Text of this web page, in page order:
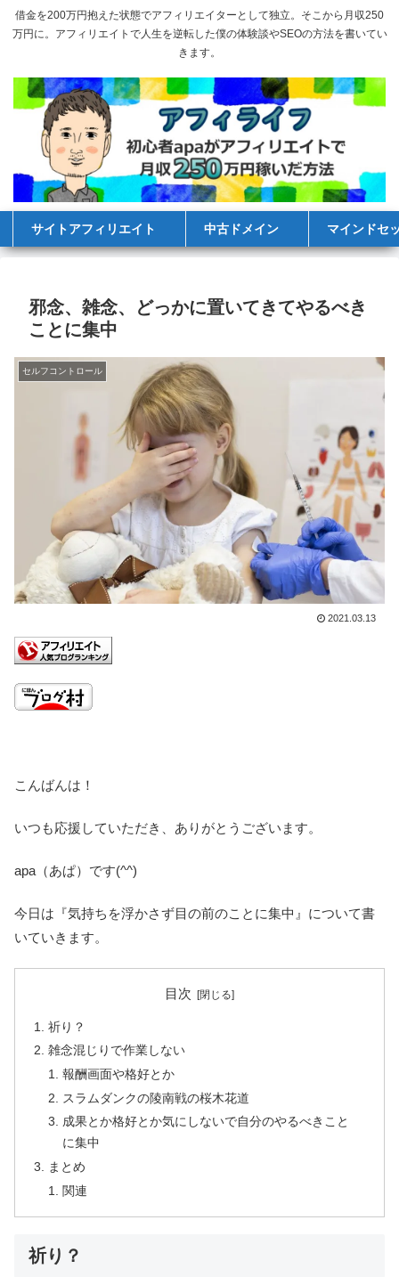
借金を200万円抱えた状態でアフィリエイターとして独立。そこから月収250
万円に。アフィリエイトで人生を逆転した僕の体験談やSEOの方法を書いてい
きます。
サイトアフィリエイト 中古ドメイン マインドセ
邪念、雑念、どっかに置いてきてやるべき
ことに集中
セルフコントロール
2021.03.13
こんばんは！
いつも応援していただき、ありがとうございます。
apa（あぱ）です(^^)
今日は『気持ちを浮かさず目の前のことに集中』について書
いていきます。
目次
祈り？
雑念混じりで作業しない
報酬画面や格好とか
スラムダンクの陵南戦の桜木花道
成果とか格好とか気にしないで自分のやるべきこと
に集中
まとめ
関連
祈り？